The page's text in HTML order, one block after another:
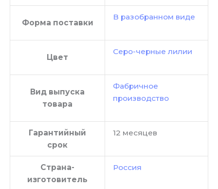
Форма поставки
В разобранном виде
Цвет
Серо-черные лилии
Вид выпуска
товара
Фабричное
производство
Гарантийный
срок
12 месяцев
Страна-
изготовитель
Россия